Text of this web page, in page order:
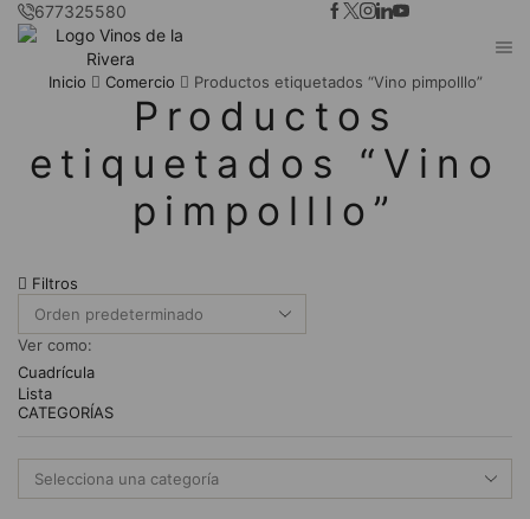
677325580
Inicio Comercio Productos etiquetados “Vino pimpolllo”
Productos
etiquetados “Vino
pimpolllo”
Filtros
Ver como:
Cuadrícula
Lista
CATEGORÍAS